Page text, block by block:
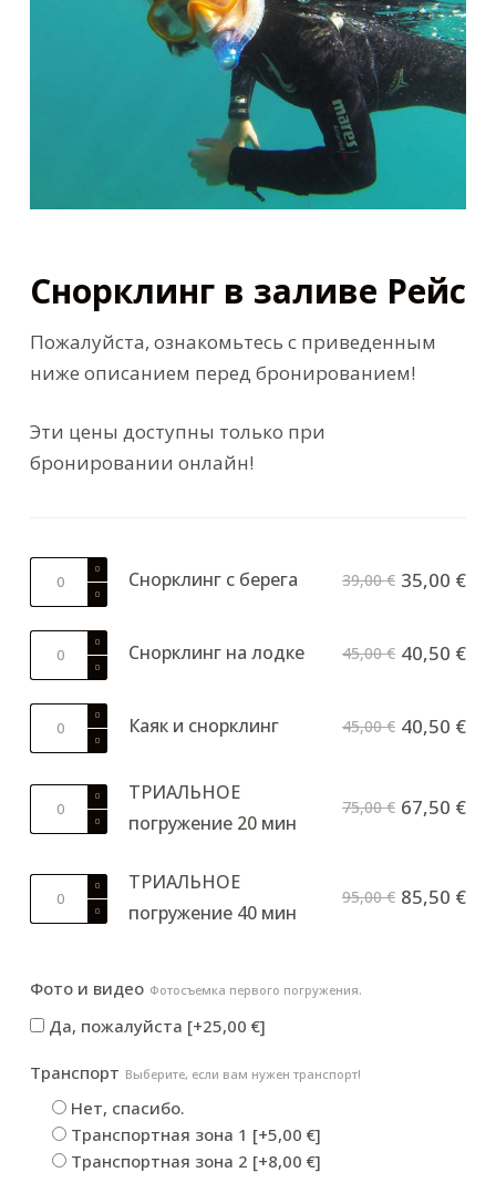
Снорклинг в заливе Рейс
Пожалуйста, ознакомьтесь с приведенным
ниже описанием перед бронированием!
Эти цены доступны только при
бронировании онлайн!
Количество
from
shore
Снорклинг с берега 39,00€ 35,00 €
Количество
boat
Снорклинг на лодке 45,00€ 40,50 €
Количество
snorkeling
Каяк и снорклинг 45,00€ 40,50 €
Количество
DIVE
min
ТРИАЛЬНОЕ
погружение 20 мин
75,00€ 67,50 €
Количество
40
min
ТРИАЛЬНОЕ
погружение 40 мин
95,00€ 85,50 €
Фото и видео Фотосъемка первого погружения.
Да, пожалуйста [+25,00 €]
Транспорт Выберите, если вам нужен транспорт!
Нет, спасибо.
Транспортная зона 1 [+5,00 €]
Транспортная зона 2 [+8,00 €]